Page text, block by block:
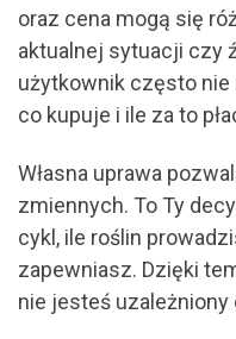
oraz cena mogą się
aktualnej sytuacji czy
użytkownik często nie
co kupuje i ile za to
Własna uprawa
zmiennych. To Ty
cykl, ile roślin
zapewniasz. Dzięki
nie jesteś